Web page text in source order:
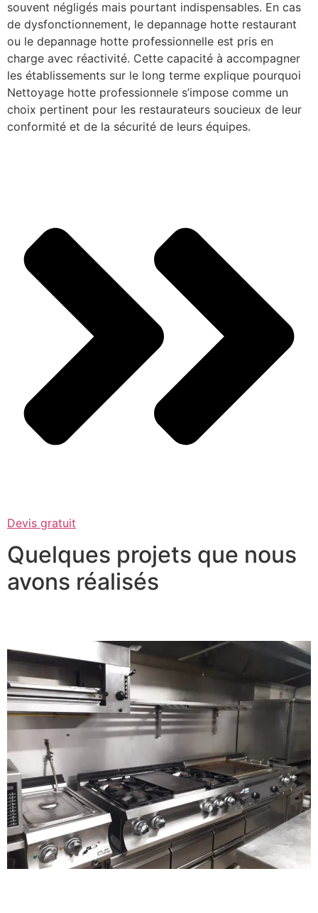
souvent négligés mais pourtant indispensables. En cas
de dysfonctionnement, le depannage hotte restaurant
ou le depannage hotte professionnelle est pris en
charge avec réactivité. Cette capacité à accompagner
les établissements sur le long terme explique pourquoi
Nettoyage hotte professionnele s’impose comme un
choix pertinent pour les restaurateurs soucieux de leur
conformité et de la sécurité de leurs équipes.
Devis gratuit
Quelques projets que nous
avons réalisés